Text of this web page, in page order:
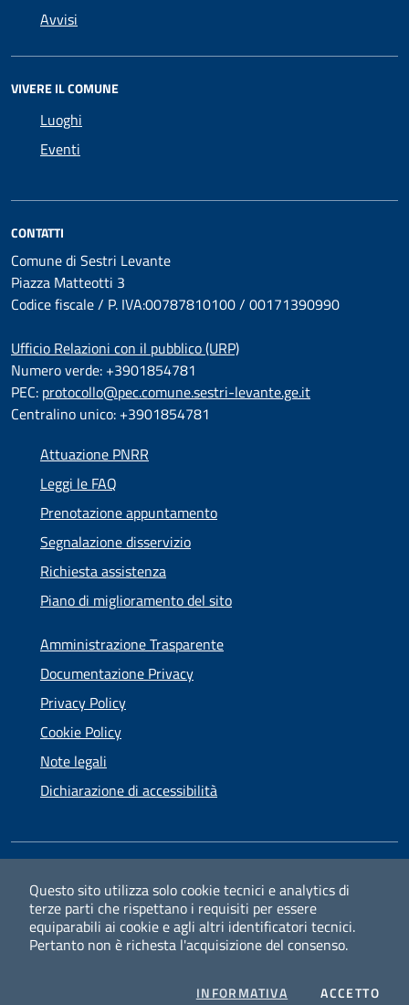
Questo sito utilizza solo cookie tecnici e analytics di
terze parti che rispettano i requisiti per essere
equiparabili ai cookie e agli altri identificatori tecnici.
Pertanto non è richesta l'acquisizione del consenso.
INFORMATIVA PRIVACYACCETTOI
Avvisi
VIVERE IL COMUNE
Luoghi
Eventi
CONTATTI
Comune di Sestri Levante
Piazza Matteotti 3
Codice fiscale / P. IVA:00787810100 / 00171390990
Ufficio Relazioni con il pubblico (URP)
Numero verde: +3901854781
PEC: protocollo@pec.comune.sestri-levante.ge.it
Centralino unico: +3901854781
Attuazione PNRR
Leggi le FAQ
Prenotazione appuntamento
Segnalazione disservizio
Richiesta assistenza
Piano di miglioramento del sito
Amministrazione Trasparente
Documentazione Privacy
Privacy Policy
Cookie Policy
Note legali
Dichiarazione di accessibilità
FacebookInstagram